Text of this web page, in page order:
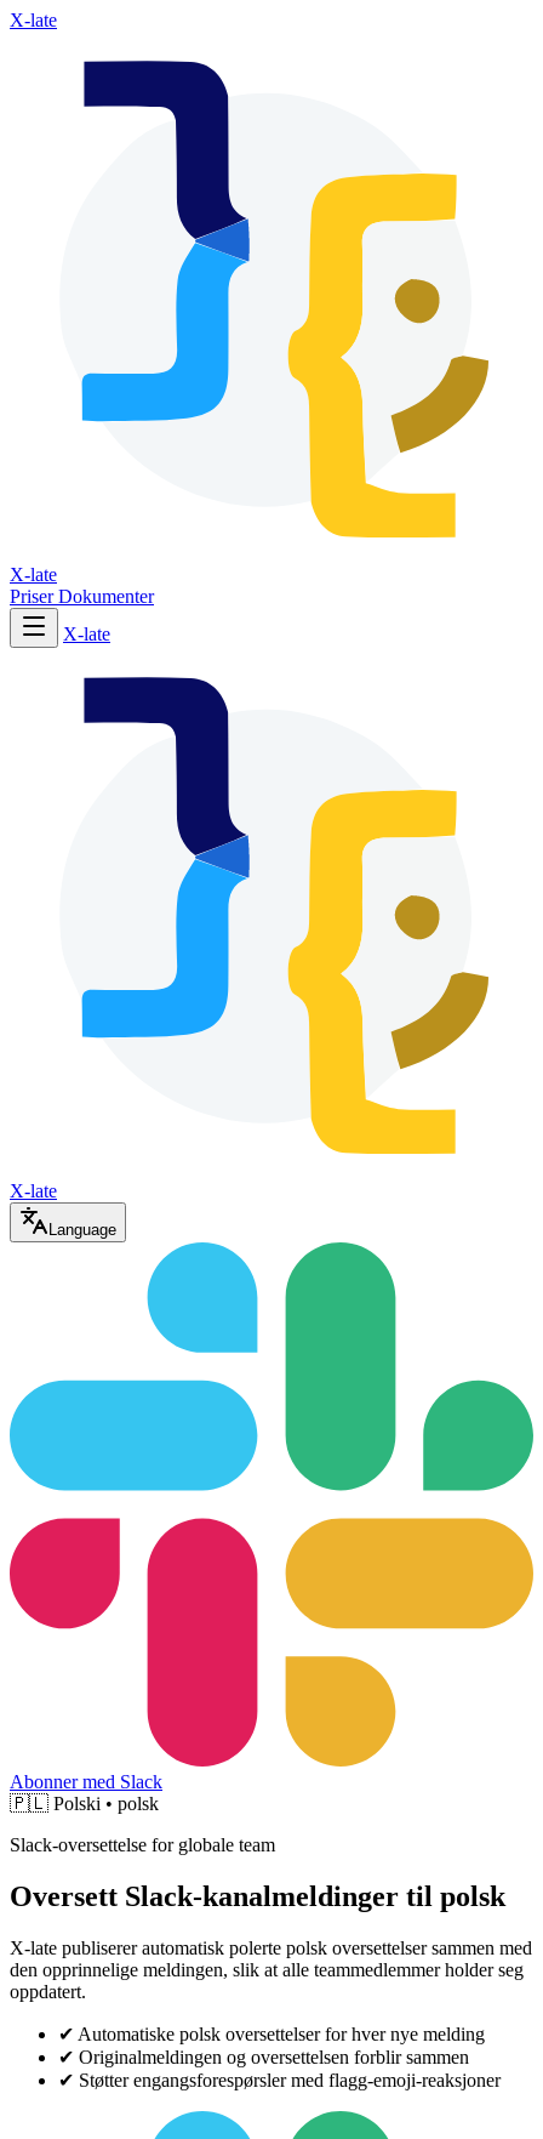
X-late
X-late
PriserDokumenter
X-late
X-late
Language
Abonner med Slack
🇵🇱 Polski • polsk
Slack-oversettelse for globale team
Oversett Slack-kanalmeldinger til polsk
X-late publiserer automatisk polerte polsk oversettelser sammen med
den opprinnelige meldingen, slik at alle teammedlemmer holder seg
oppdatert.
✔ Automatiske polsk oversettelser for hver nye melding
✔ Originalmeldingen og oversettelsen forblir sammen
✔ Støtter engangsforespørsler med flagg-emoji-reaksjoner